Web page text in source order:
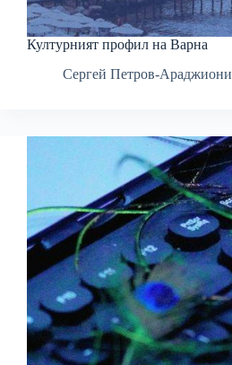
Културният профил на Варна
Сергей Петров-Араджиони